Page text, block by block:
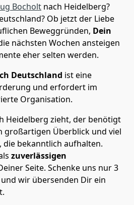
Bocholt nach Heidelberg?
Ob jetzt der Liebe
Beweggründen, Dein
nächsten Wochen ansteigen
eher selten werden.
Deutschland ist eine
und erfordert im
Organisation.
Heidelberg zieht, der benötigt
großartigen Überblick und viel
die bekanntlich aufhalten.
zuverlässigen
Seite. Schenke uns nur3
wir übersenden Dir ein